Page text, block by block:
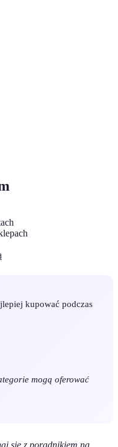
kupować podczas
mogą oferować
się z poradnikiem na